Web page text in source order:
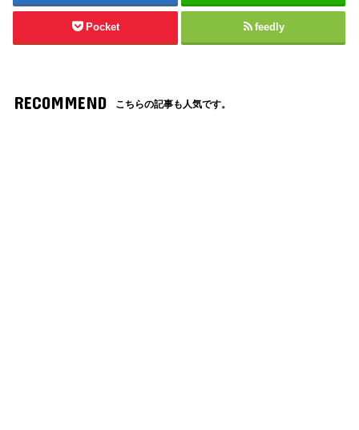
Pocket feedly
RECOMMEND こちらの記事も人気です。